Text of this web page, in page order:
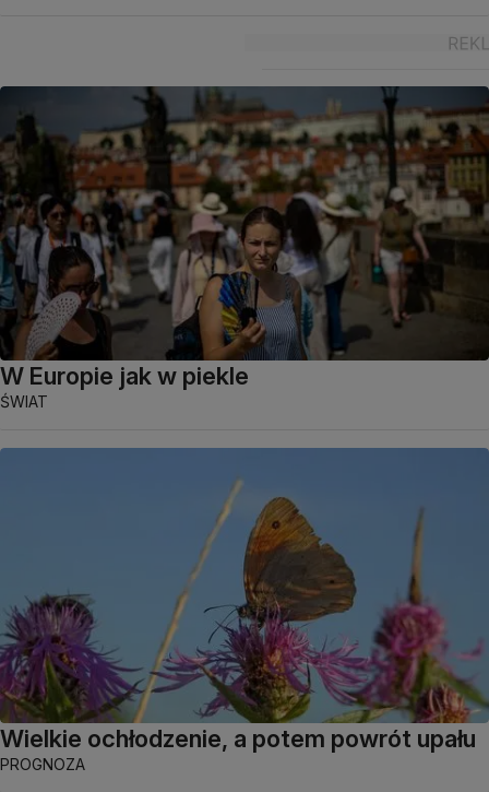
W Europie jak w piekle
ŚWIAT
Wielkie ochłodzenie, a potem powrót upału
PROGNOZA